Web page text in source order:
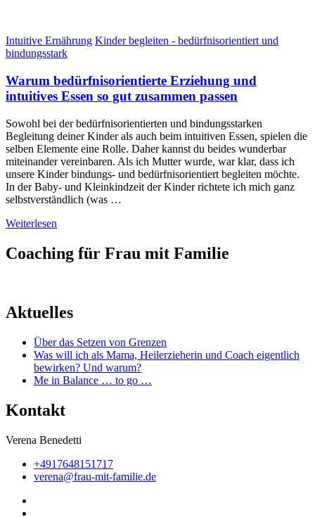
Intuitive Ernährung Kinder begleiten - bedürfnisorientiert und
bindungsstark
Warum bedürfnisorientierte Erziehung und
intuitives Essen so gut zusammen passen
Sowohl bei der bedürfnisorientierten und bindungsstarken
Begleitung deiner Kinder als auch beim intuitiven Essen, spielen die
selben Elemente eine Rolle. Daher kannst du beides wunderbar
miteinander vereinbaren. Als ich Mutter wurde, war klar, dass ich
unsere Kinder bindungs- und bedürfnisorientiert begleiten möchte.
In der Baby- und Kleinkindzeit der Kinder richtete ich mich ganz
selbstverständlich (was …
Weiterlesen
Coaching für Frau mit Familie
Aktuelles
Über das Setzen von Grenzen
Was will ich als Mama, Heilerzieherin und Coach eigentlich
bewirken? Und warum?
Me in Balance … to go …
Kontakt
Verena Benedetti
+4917648151717
verena@frau-mit-familie.de